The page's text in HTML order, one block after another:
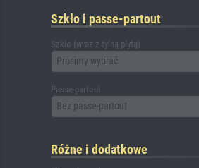
Szkło i passe-partout
Szkło (wraz z tylną płytą)
Prosimy wybrać
Passe-partout
Bez passe-partout
Różne i dodatkowe